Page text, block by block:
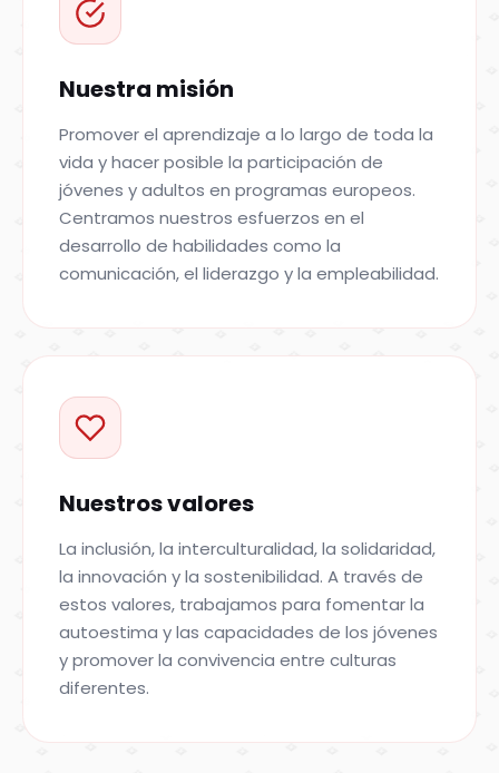
Nuestra misión
Promover el aprendizaje a lo largo de toda la
vida y hacer posible la participación de
jóvenes y adultos en programas europeos.
Centramos nuestros esfuerzos en el
desarrollo de habilidades como la
comunicación, el liderazgo y la empleabilidad.
Nuestros valores
La inclusión, la interculturalidad, la solidaridad,
la innovación y la sostenibilidad. A través de
estos valores, trabajamos para fomentar la
autoestima y las capacidades de los jóvenes
y promover la convivencia entre culturas
diferentes.